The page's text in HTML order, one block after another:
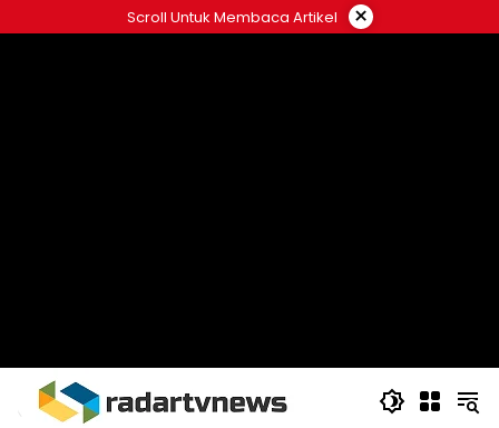
to
Scroll Untuk Membaca Artikel ×